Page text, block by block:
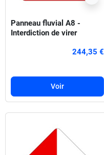
Panneau fluvial A8 -
Interdiction de virer
244,35 €
Voir